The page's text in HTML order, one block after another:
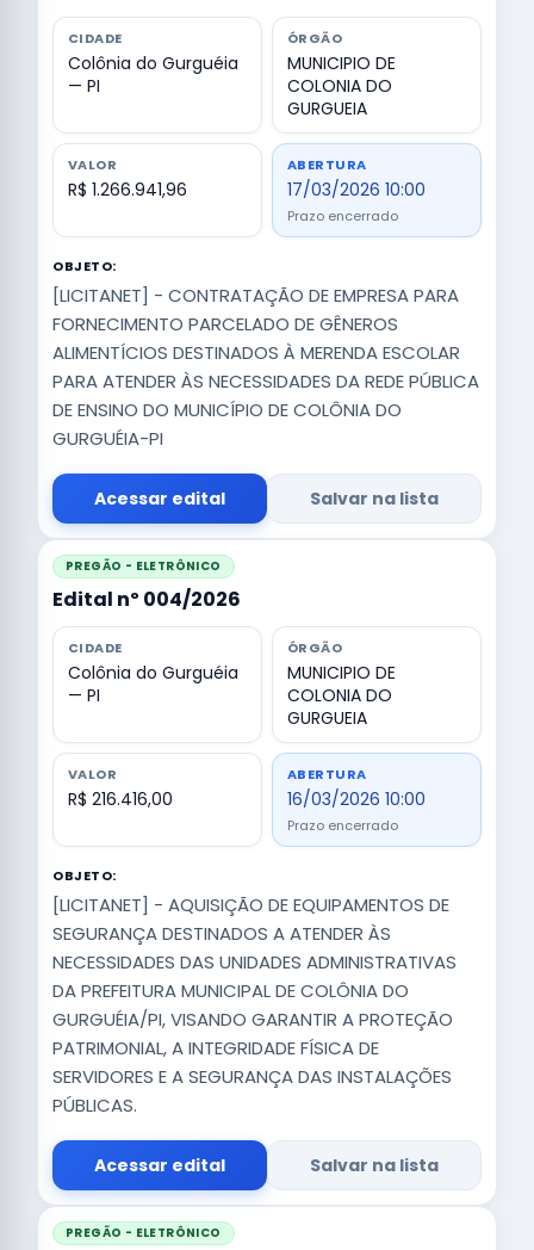
CIDADE
Colônia do Gurguéia
— PI
ÓRGÃO
MUNICIPIO DE
COLONIA DO
GURGUEIA
VALOR
R$ 1.266.941,96
ABERTURA
17/03/2026 10:00
Prazo encerrado
OBJETO:
[LICITANET] - CONTRATAÇÃO DE EMPRESA PARA
FORNECIMENTO PARCELADO DE GÊNEROS
ALIMENTÍCIOS DESTINADOS À MERENDA ESCOLAR
PARA ATENDER ÀS NECESSIDADES DA REDE PÚBLICA
DE ENSINO DO MUNICÍPIO DE COLÔNIA DO
GURGUÉIA-PI
Acessar edital Salvar na lista
PREGÃO - ELETRÔNICO
Edital nº 004/2026
CIDADE
Colônia do Gurguéia
— PI
ÓRGÃO
MUNICIPIO DE
COLONIA DO
GURGUEIA
VALOR
R$ 216.416,00
ABERTURA
16/03/2026 10:00
Prazo encerrado
OBJETO:
[LICITANET] - AQUISIÇÃO DE EQUIPAMENTOS DE
SEGURANÇA DESTINADOS A ATENDER ÀS
NECESSIDADES DAS UNIDADES ADMINISTRATIVAS
DA PREFEITURA MUNICIPAL DE COLÔNIA DO
GURGUÉIA/PI, VISANDO GARANTIR A PROTEÇÃO
PATRIMONIAL, A INTEGRIDADE FÍSICA DE
SERVIDORES E A SEGURANÇA DAS INSTALAÇÕES
PÚBLICAS.
Acessar edital Salvar na lista
PREGÃO - ELETRÔNICO